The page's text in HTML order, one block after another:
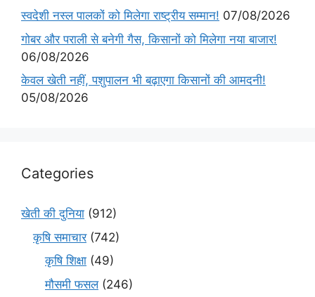
स्वदेशी नस्ल पालकों को मिलेगा राष्ट्रीय सम्मान! 07/08/2026
गोबर और पराली से बनेगी गैस, किसानों को मिलेगा नया बाजार!
06/08/2026
केवल खेती नहीं, पशुपालन भी बढ़ाएगा किसानों की आमदनी!
05/08/2026
Categories
खेती की दुनिया (912)
कृषि समाचार(742)
कृषि शिक्षा (49)
मौसमी फसल(246)